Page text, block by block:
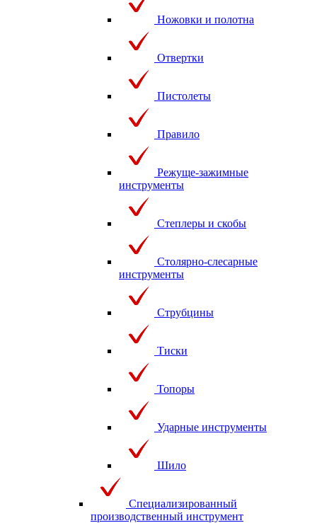
Ножовки и полотна
Отвертки
Пистолеты
Правило
Режуще-зажимные
инструменты
Степлеры и скобы
Столярно-слесарные
инструменты
Струбцины
Тиски
Топоры
Ударные инструменты
Шило
Специализированный
производственный инструмент